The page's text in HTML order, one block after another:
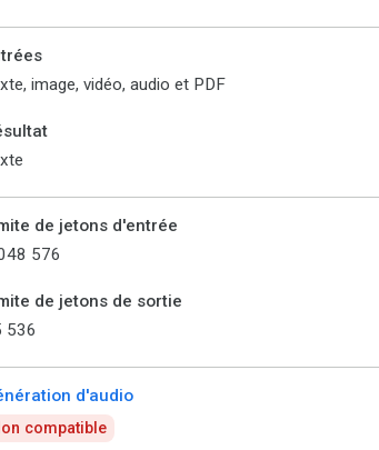
image, vidéo, audio et PDF
de jetons d'entrée
576
de jetons de sortie
536
d'audio
compatible